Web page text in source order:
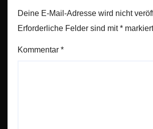
Deine E-Mail-Adresse wird nicht
Erforderliche Felder sind mit* markiert
Kommentar *